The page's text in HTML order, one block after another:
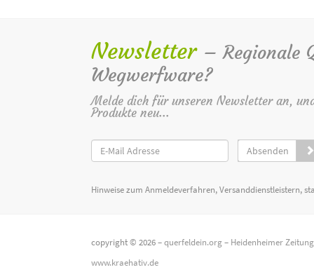
Newsletter – Regionale
Wegwerfware?
Melde dich für unseren Newsletter an,
Produkte neu...
Absenden
Hinweise zum Anmeldeverfahren, Versanddienstleistern,
copyright © 2026 –querfeldein.org– Heidenheimer
www.kraehativ.de